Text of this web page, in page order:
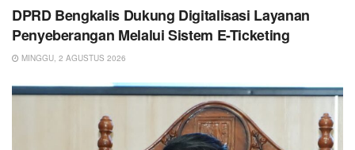
DPRD Bengkalis Dukung Digitalisasi Layanan
Penyeberangan Melalui Sistem E-Ticketing
MINGGU, 2 AGUSTUS 2026